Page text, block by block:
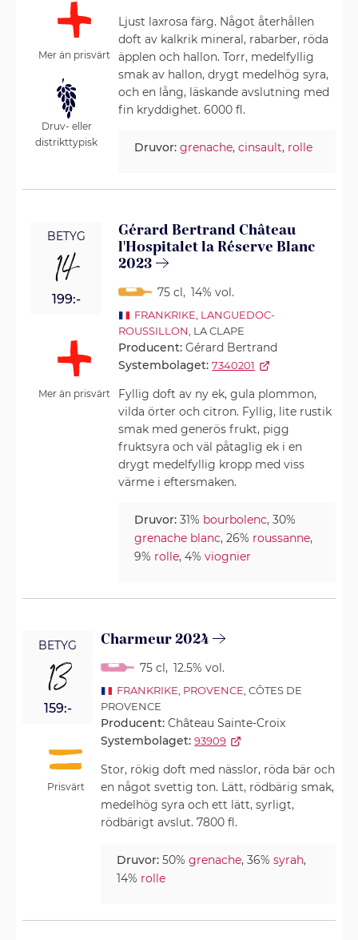
Mer än prisvärt
Druv- eller
distrikttypisk
Ljust laxrosa färg. Något återhållen
doft av kalkrik mineral, rabarber, röda
äpplen och hallon. Torr, medelfyllig
smak av hallon, drygt medelhög syra,
och en lång, läskande avslutning med
fin kryddighet. 6000 fl.
Druvor: grenache,cinsault, rolle
BETYG
14
199:-
Mer än prisvärt
Gérard Bertrand Château
l'Hospitalet la Réserve Blanc
2023
75 cl, 14% vol.
FRANKRIKE LANGUEDOC-
ROUSSILLON , LA CLAPE
Producent:Gérard Bertrand
Systembolaget: 7340201
Fyllig doft av ny ek, gula plommon,
vilda örter och citron. Fyllig, lite rustik
smak med generös frukt, pigg
fruktsyra och väl påtaglig ek i en
drygt medelfyllig kropp med viss
värme i eftersmaken.
Druvor: 31% bourbolenc, 30%
grenache blanc, 26% roussanne,
9% rolle, 4%viognier
BETYG
13
159:-
Prisvärt
Charmeur 2024
75 cl, 12.5% vol.
FRANKRIKE PROVENCE , CÔTES DE
PROVENCE
Producent:Château Sainte-Croix
Systembolaget: 93909
Stor, rökig doft med nässlor, röda bär och
en något svettig ton. Lätt, rödbärig smak,
medelhög syra och ett lätt, syrligt,
rödbärigt avslut. 7800 fl.
Druvor: 50%grenache, 36%syrah,
14% rolle